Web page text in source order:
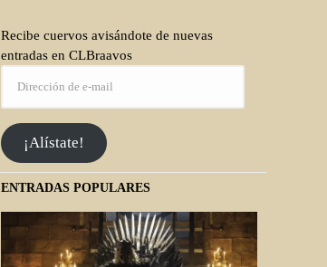
Recibe cuervos avisándote de nuevas
entradas en CLBraavos
¡Alístate!
ENTRADAS POPULARES